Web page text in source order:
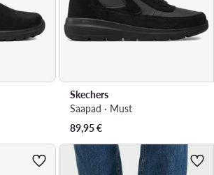
Skechers
Saapad · Must
89,95€